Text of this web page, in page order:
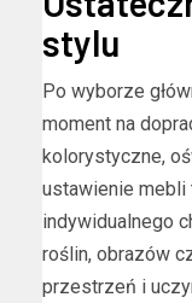
stylu
Po wyborze
moment na
kolorystyczne,
ustawienie mebli
indywidualnego
roślin, obrazów
przestrzeń i